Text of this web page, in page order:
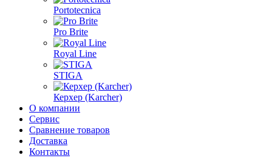
Portotecnica
Pro Brite
Royal Line
STIGA
Керхер (Karcher)
О компании
Сервис
Сравнение товаров
Доставка
Контакты